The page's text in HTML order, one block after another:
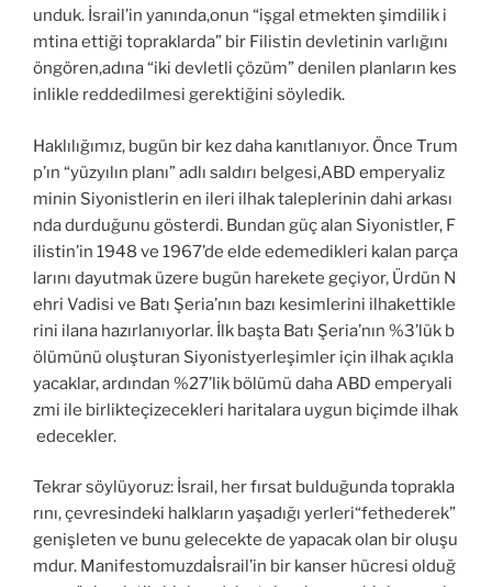
unduk. İsrail’in yanında,onun “işgal etmekten şimdilik i
mtina ettiği topraklarda” bir Filistin devletinin varlığını
öngören,adına “iki devletli çözüm” denilen planların kes
inlikle reddedilmesi gerektiğini söyledik.
Haklılığımız, bugün bir kez daha kanıtlanıyor. Önce Trum
p’ın “yüzyılın planı” adlı saldırı belgesi,ABD emperyaliz
minin Siyonistlerin en ileri ilhak taleplerinin dahi arkası
nda durduğunu gösterdi. Bundan güç alan Siyonistler, F
ilistin’in 1948 ve 1967’de elde edemedikleri kalan parça
larını dayutmak üzere bugün harekete geçiyor, Ürdün N
ehri Vadisi ve Batı Şeria’nın bazı kesimlerini ilhakettikle
rini ilana hazırlanıyorlar. İlk başta Batı Şeria’nın %3’lük b
ölümünü oluşturan Siyonistyerleşimler için ilhak açıkla
yacaklar, ardından %27’lik bölümü daha ABD emperyali
zmi ile birlikteçizecekleri haritalara uygun biçimde ilhak
edecekler.
Tekrar söylüyoruz: İsrail, her fırsat bulduğunda toprakla
rını, çevresindeki halkların yaşadığı yerleri“fethederek”
genişleten ve bunu gelecekte de yapacak olan bir oluşu
mdur. Manifestomuzdaİsrail’in bir kanser hücresi olduğ